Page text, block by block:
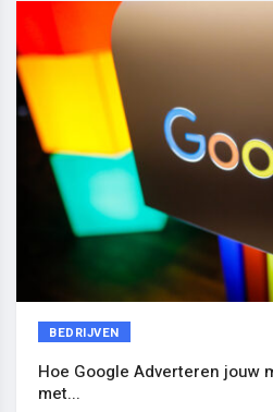
BEDRIJVEN
Hoe Google Adverteren jouw
met...